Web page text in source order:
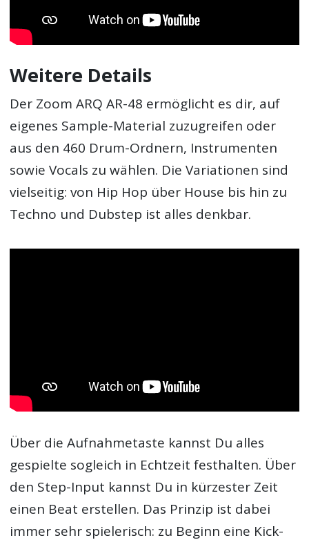
Weitere Details
Der Zoom ARQ AR-48 ermöglicht es dir, auf
eigenes Sample-Material zuzugreifen oder
aus den 460 Drum-Ordnern, Instrumenten
sowie Vocals zu wählen. Die Variationen sind
vielseitig: von Hip Hop über House bis hin zu
Techno und Dubstep ist alles denkbar.
Über die Aufnahmetaste kannst Du alles
gespielte sogleich in Echtzeit festhalten. Über
den Step-Input kannst Du in kürzester Zeit
einen Beat erstellen. Das Prinzip ist dabei
immer sehr spielerisch: zu Beginn eine Kick-